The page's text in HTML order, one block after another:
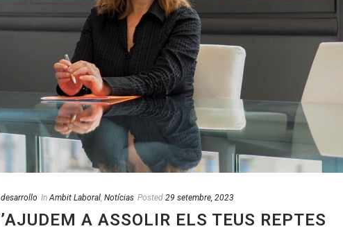
desarrollo In Ambit Laboral, Notícias Posted 29 setembre, 2023
A ASSOLIR ELS TEUS REPTES